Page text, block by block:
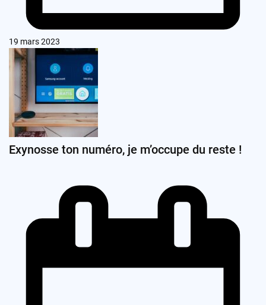
19 mars 2023
Exynosse ton numéro, je m’occupe du reste !